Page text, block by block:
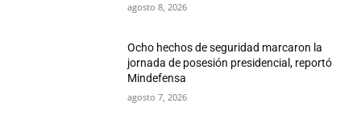
agosto 8, 2026
Ocho hechos de seguridad marcaron la
jornada de posesión presidencial, reportó
Mindefensa
agosto 7, 2026